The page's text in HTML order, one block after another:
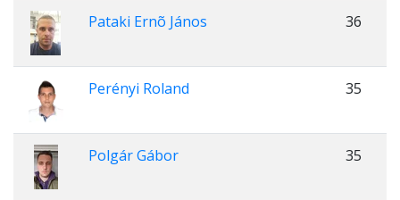
Pataki Ernõ János 36
Perényi Roland 35
Polgár Gábor 35